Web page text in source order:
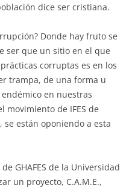
dice ser cristiana.
Donde hay fruto se
ser que un sitio en el que
corruptas es en los
trampa, de una forma u
en nuestras
movimiento de IFES de
se están oponiendo a esta
GHAFES de la Universidad
un proyecto, C.A.M.E.,